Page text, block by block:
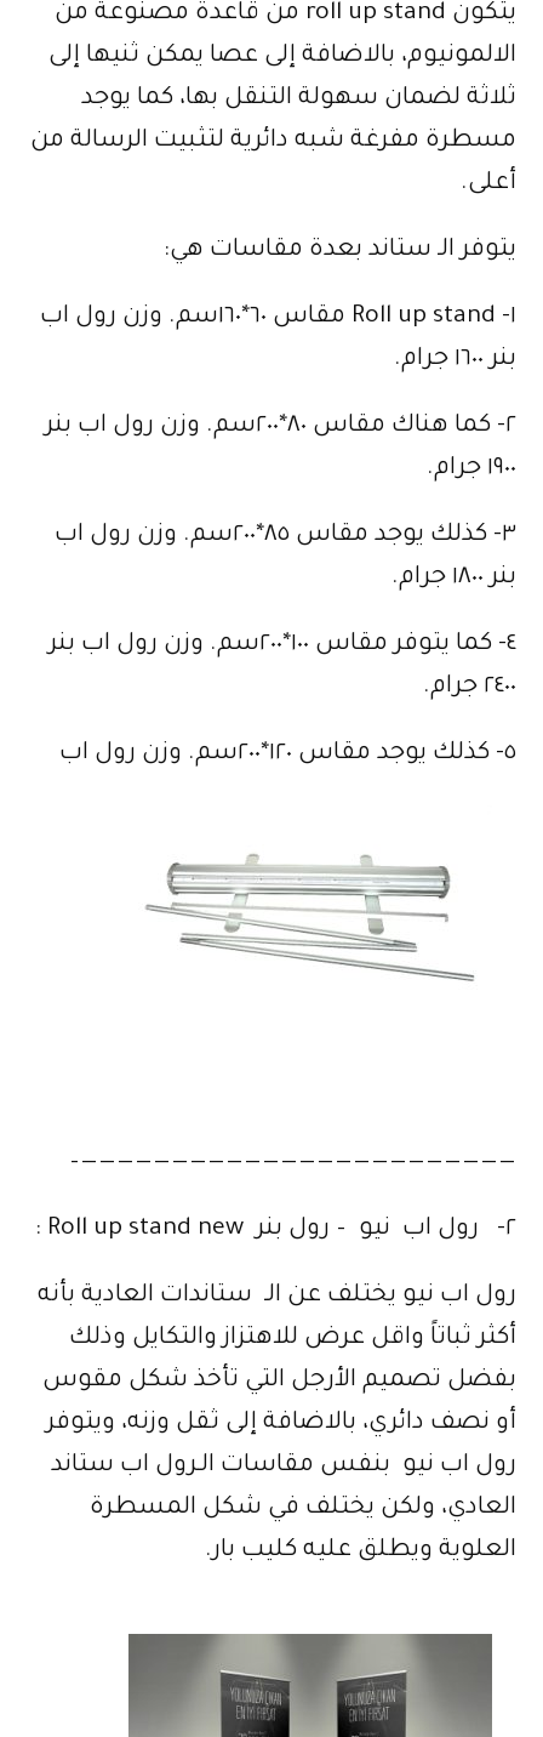
يتكون roll up stand من قاعدة مصنوعة من
الالمونيوم، بالاضافة إلى عصا يمكن ثنيها إلى
ثلاثة لضمان سهولة التنقل بها، كما يوجد
مسطرة مفرغة شبه دائرية لتثبيت الرسالة من
أعلى.
يتوفر الـ ستاند بعدة مقاسات هي:
١- Roll up stand مقاس ٦٠*١٦٠سم. وزن رول اب
بنر ١٦٠٠ جرام.
٢- كما هناك مقاس ٨٠*٢٠٠سم. وزن رول اب بنر
١٩٠٠ جرام.
٣- كذلك يوجد مقاس ٨٥*٢٠٠سم. وزن رول اب
بنر ١٨٠٠ جرام.
٤- كما يتوفر مقاس ١٠٠*٢٠٠سم. وزن رول اب بنر
٢٤٠٠ جرام.
٥- كذلك يوجد مقاس ١٢٠*٢٠٠سم. وزن رول اب
————————————————————————–
٢- رول اب نيو – رول بنر Roll up stand new :
رول اب نيو يختلف عن الـ ستاندات العادية بأنه
أكثر ثباتاً واقل عرض للاهتزاز والتكايل وذلك
بفضل تصميم الأرجل التي تأخذ شكل مقوس
أو نصف دائري، بالاضافة إلى ثقل وزنه، ويتوفر
رول اب نيو بنفس مقاسات الـرول اب ستاند
العادي، ولكن يختلف في شكل المسطرة
العلوية ويطلق عليه كليب بار.